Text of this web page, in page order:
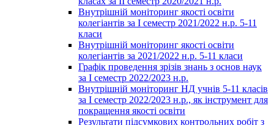
Внутрішній моніторинг якості освіти
колегіантів за І семестр 2021/2022 н.р. 5-11
класи
Внутрішній моніторинг якості освіти
колегіантів за 2021/2022 н.р. 5-11 класи
Графік проведення зрізів знань з основ наук
за І семестр 2022/2023 н.р.
Внутрішній моніторинг НД учнів 5-11 класів
за І семестр 2022/2023 н.р., як інструмент для
покращення якості освіти
Результати підсумкових контрольних робіт з